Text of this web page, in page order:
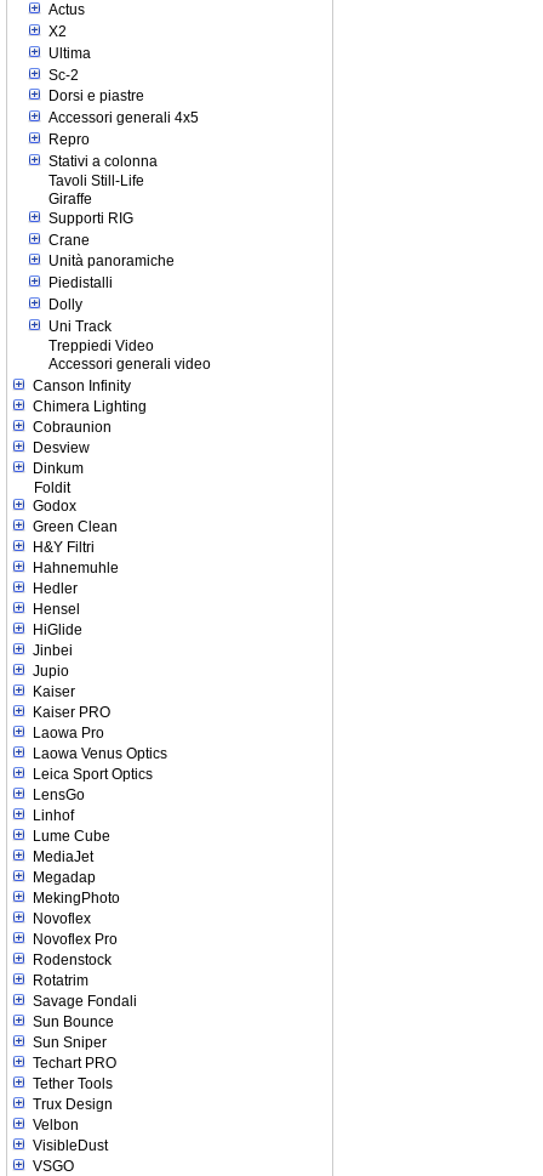
Actus
X2
Ultima
Sc-2
Dorsi e piastre
Accessori generali 4x5
Repro
Stativi a colonna
Tavoli Still-Life
Giraffe
Supporti RIG
Crane
Unità panoramiche
Piedistalli
Dolly
Uni Track
Treppiedi Video
Accessori generali video
Canson Infinity
Chimera Lighting
Cobraunion
Desview
Dinkum
Foldit
Godox
Green Clean
H&Y Filtri
Hahnemuhle
Hedler
Hensel
HiGlide
Jinbei
Jupio
Kaiser
Kaiser PRO
Laowa Pro
Laowa Venus Optics
Leica Sport Optics
LensGo
Linhof
Lume Cube
MediaJet
Megadap
MekingPhoto
Novoflex
Novoflex Pro
Rodenstock
Rotatrim
Savage Fondali
Sun Bounce
Sun Sniper
Techart PRO
Tether Tools
Trux Design
Velbon
VisibleDust
VSGO